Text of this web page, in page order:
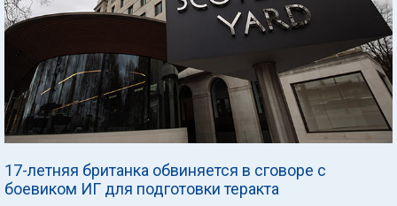
17-летняя британка обвиняется в сговоре с
боевиком ИГ для подготовки теракта